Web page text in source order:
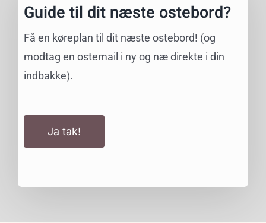
Guide til dit næste ostebord?
Få en køreplan til dit næste ostebord! (og
modtag en ostemail i ny og næ direkte i din
indbakke).
Ja tak!